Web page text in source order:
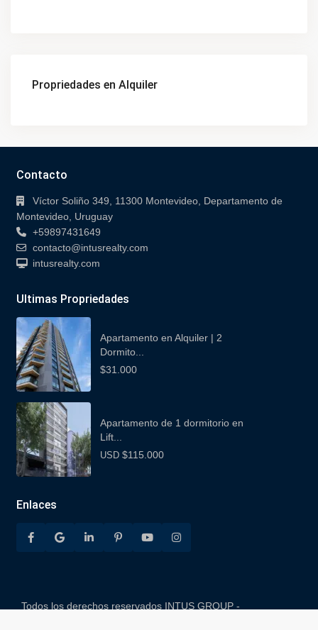
Propriedades en Alquiler
Contacto
Víctor Soliño 349, 11300 Montevideo, Departamento de
Montevideo, Uruguay
+59897431649
contacto@intusrealty.com
intusrealty.com
Ultimas Propriedades
Apartamento en Alquiler | 2
Dormito...
$31.000
Apartamento de 1 dormitorio en
Lift...
USD$115.000
Enlaces
Todos los derechos reservados INTUS GROUP -